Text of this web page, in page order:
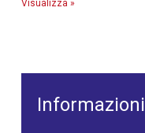
Visualizza »
Informazioni